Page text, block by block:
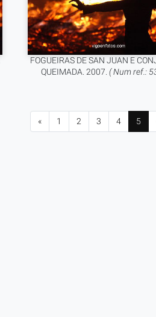
FOGUEIRAS DE SAN JUAN E
QUEIMADA. 2007. ( Num ref.:
« 1 2 3 4 5